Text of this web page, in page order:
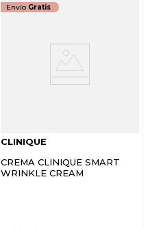
Envío Gratis
CLINIQUE
CREMA CLINIQUE SMART
WRINKLE CREAM